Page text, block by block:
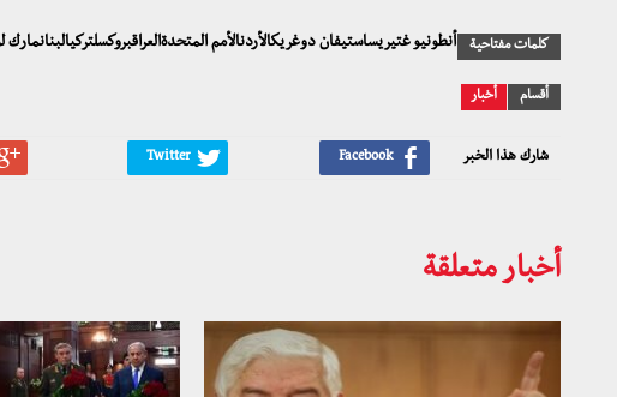
كلمات مفتاحية أنطونيو غتيريساستيفان دوغريكالأردنالأمم
أقسام أخبار
شارك هذا الخبر
أخبار متعلقة